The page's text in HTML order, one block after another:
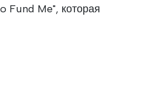
Fund Me", которая